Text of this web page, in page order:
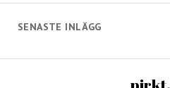
SENASTE INLÄGG